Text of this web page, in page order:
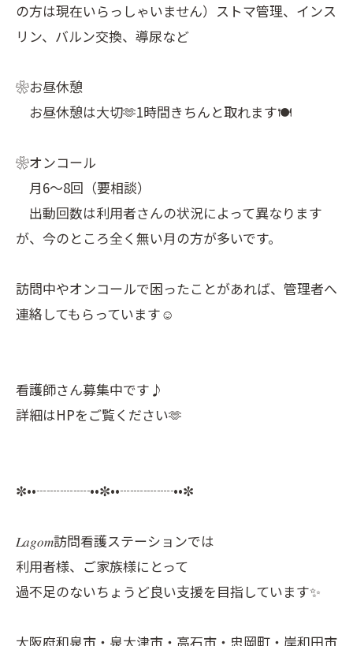
の方は現在いらっしゃいません）ストマ管理、インス
リン、バルン交換、導尿など
❀お昼休憩
お昼休憩は大切🫶1時間きちんと取れます🍽️
❀オンコール
月6〜8回（要相談）
出動回数は利用者さんの状況によって異なります
が、今のところ全く無い月の方が多いです。
訪問中やオンコールで困ったことがあれば、管理者へ
連絡してもらっています☺️
看護師さん募集中です♪
詳細はHPをご覧ください🫶
✼••┈┈┈┈••✼••┈┈┈┈••✼
𝐿𝑎𝑔𝑜𝑚訪問看護ステーションでは
利用者様、ご家族様にとって
過不足のないちょうど良い支援を目指しています✨
大阪府和泉市・泉大津市・高石市・忠岡町・岸和田市